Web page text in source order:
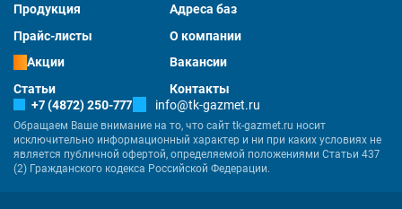
Продукция
Адреса баз
Прайс-листы
О компании
Акции
Вакансии
Статьи
Контакты
+7 (4872) 250-777
info@tk-gazmet.ru
Обращаем Ваше внимание на то, что сайт tk-gazmet.ru носит
исключительно информационный характер и ни при каких условиях не
является публичной офертой, определяемой положениями Статьи 437
(2) Гражданского кодекса Российской Федерации.